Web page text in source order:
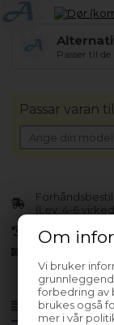
Om
Vi bruker
forbedring av
brukes også
mer i vår
Passer til
Produktinfo
Forhåndsbestill
(Lev. 4-6
30 dagers
Passar varan